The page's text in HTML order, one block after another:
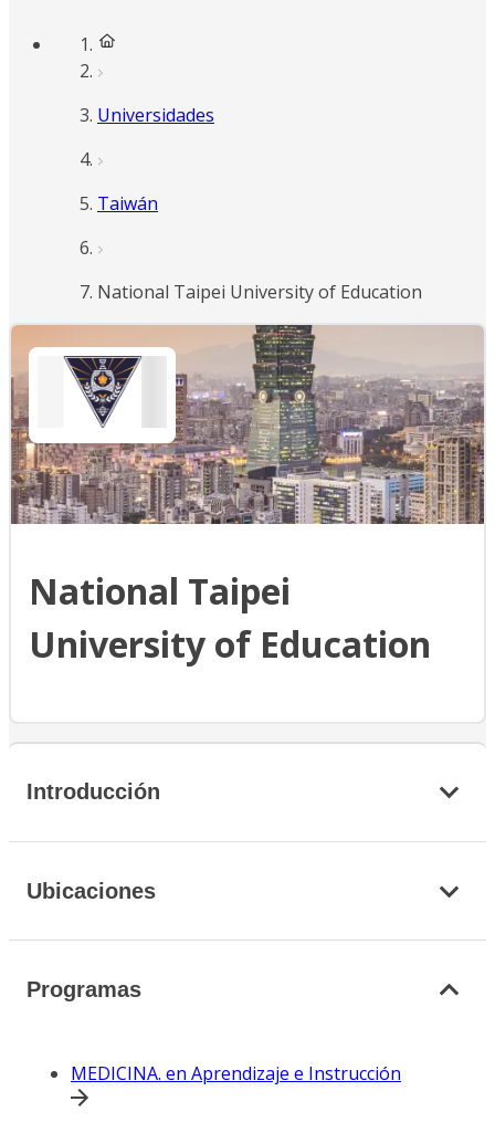
Universidades
Taiwán
National Taipei University of Education
National Taipei
University of Education
Introducción
Ubicaciones
Programas
MEDICINA. en Aprendizaje e Instrucción